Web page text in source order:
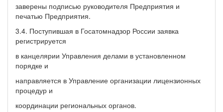
заверены подписью руководителя Предприятия и
печатью Предприятия.
3.4. Поступившая в Госатомнадзор России заявка
регистрируется
в канцелярии Управления делами в установленном
порядке и
направляется в Управление организации лицензионных
процедур и
координации региональных органов.